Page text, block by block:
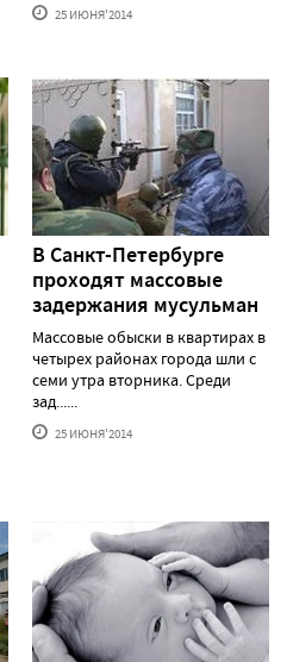
25 ИЮНЯ'2014
В Санкт-Петербурге
проходят массовые
задержания мусульман
Массовые обыски в квартирах в
четырех районах города шли с
семи утра вторника. Среди
зад......
25 ИЮНЯ'2014